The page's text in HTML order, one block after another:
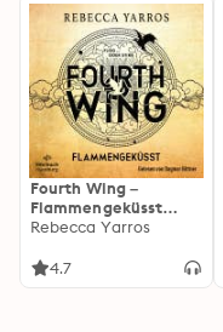
Fourth Wing –
Flammengeküsst
(Flammengeküsst-
Rebecca Yarros
4.7